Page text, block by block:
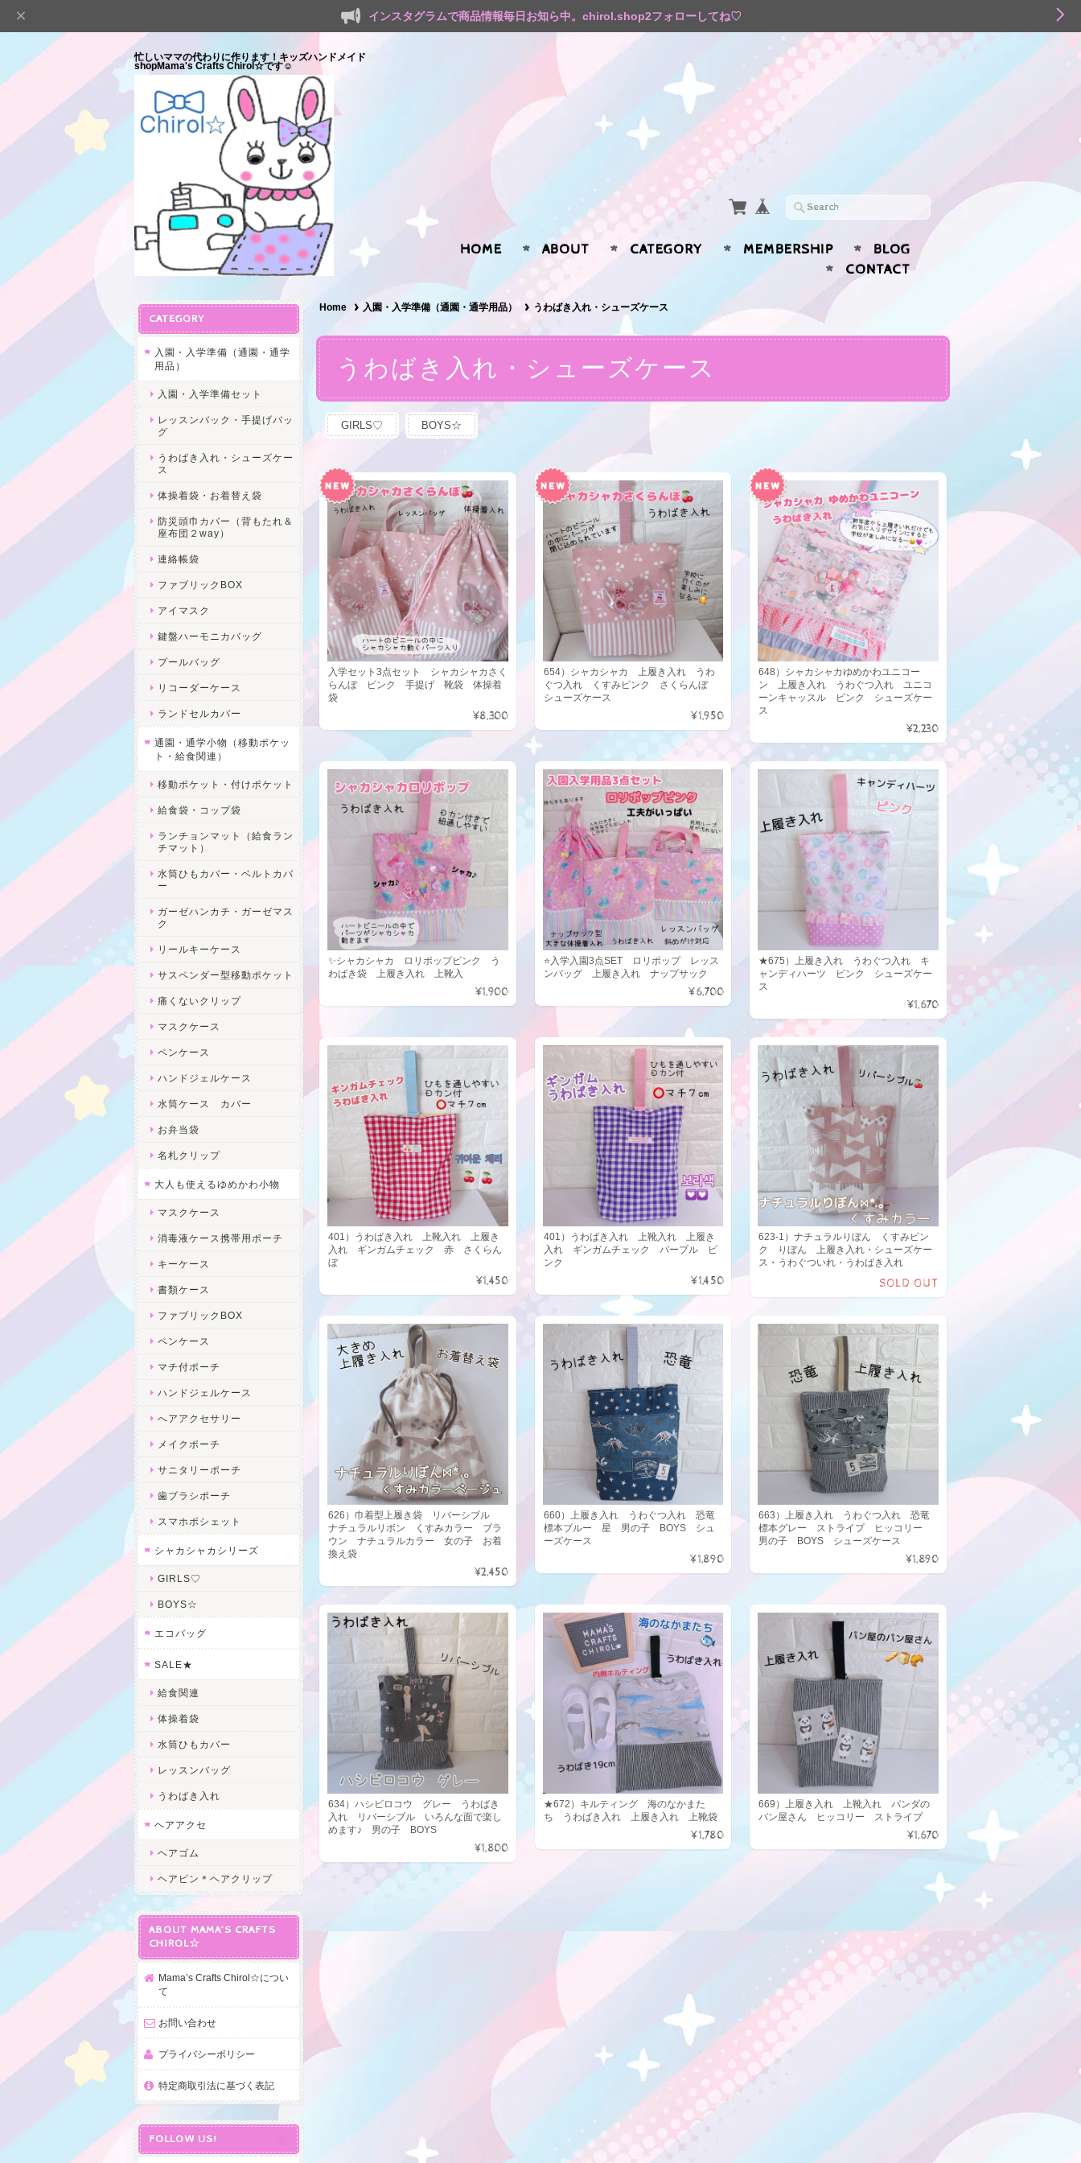
インスタグラムで商品情報毎日お知ら中。chirol.shop2フォローしてね♡
忙しいママの代わりに作ります！キッズハンドメイド
shopMama's Crafts Chirol☆です☺
HOME ABOUT CATEGORY MEMBERSHIP
BLOG
CONTACT
Home 入園・入学準備（通園・通学用品） うわばき入れ・シューズケース
うわばき入れ・シューズケース
GIRLS♡ BOYS☆
入学セット3点セット シャカシャカさく
らんぼ ピンク 手提げ 靴袋 体操着
袋
¥8,300
654）シャカシャカ 上履き入れ うわ
ぐつ入れ くすみピンク さくらんぼ
シューズケース
¥1,950
648）シャカシャカゆめかわユニコー
ン 上履き入れ うわぐつ入れ ユニコ
ーンキャッスル ピンク シューズケー
ス
¥2,230
✨シャカシャカ ロリポップピンク う
わばき袋 上履き入れ 上靴入
¥1,900
⭐入学入園3点SET ロリポップ レッス
ンバッグ 上履き入れ ナップサック
¥6,700
★675）上履き入れ うわぐつ入れ キ
ャンディハーツ ピンク シューズケー
ス
¥1,670
401）うわばき入れ 上靴入れ 上履き
入れ ギンガムチェック 赤 さくらん
ぼ
¥1,450
401）うわばき入れ 上靴入れ 上履き
入れ ギンガムチェック パープル ピ
ンク
¥1,450
623-1）ナチュラルりぼん くすみピン
ク りぼん 上履き入れ・シューズケー
ス・うわぐついれ・うわばき入れ
SOLD OUT
626）巾着型上履き袋 リバーシブル
ナチュラルリボン くすみカラー ブラ
ウン ナチュラルカラー 女の子 お着
換え袋
¥2,450
660）上履き入れ うわぐつ入れ 恐竜
標本ブルー 星 男の子 BOYS シュ
ーズケース
¥1,890
663）上履き入れ うわぐつ入れ 恐竜
標本グレー ストライプ ヒッコリー
男の子 BOYS シューズケース
¥1,890
634）ハシビロコウ グレー うわばき
入れ リバーシブル いろんな面で楽し
めます♪ 男の子 BOYS
¥1,800
★672）キルティング 海のなかまた
ち うわばき入れ 上履き入れ 上靴袋
¥1,780
669）上履き入れ 上靴入れ パンダの
パン屋さん ヒッコリー ストライプ
¥1,670
CATEGORY
入園・入学準備（通園・通学
用品）
入園・入学準備セット
レッスンバック・手提げバッ
グ
うわばき入れ・シューズケー
ス
体操着袋・お着替え袋
防災頭巾カバー（背もたれ＆
座布団２way）
連絡帳袋
ファブリックBOX
アイマスク
鍵盤ハーモニカバッグ
プールバッグ
リコーダーケース
ランドセルカバー
通園・通学小物（移動ポケッ
ト・給食関連）
移動ポケット・付けポケット
給食袋・コップ袋
ランチョンマット（給食ラン
チマット）
水筒ひもカバー・ベルトカバ
ー
ガーゼハンカチ・ガーゼマス
ク
リールキーケース
サスペンダー型移動ポケット
痛くないクリップ
マスクケース
ペンケース
ハンドジェルケース
水筒ケース カバー
お弁当袋
名札クリップ
大人も使えるゆめかわ小物
マスクケース
消毒液ケース携帯用ポーチ
キーケース
書類ケース
ファブリックBOX
ペンケース
マチ付ポーチ
ハンドジェルケース
へアアクセサリー
メイクポーチ
サニタリーポーチ
歯ブラシポーチ
スマホポシェット
シャカシャカシリーズ
GIRLS♡
BOYS☆
エコバッグ
SALE★
給食関連
体操着袋
水筒ひもカバー
レッスンバッグ
うわばき入れ
ヘアアクセ
ヘアゴム
ヘアピン＊ヘアクリップ
ABOUT MAMA’S CRAFTS
CHIROL☆
Mama’s Crafts Chirol☆につい
て
お問い合わせ
プライバシーポリシー
特定商取引法に基づく表記
FOLLOW US!